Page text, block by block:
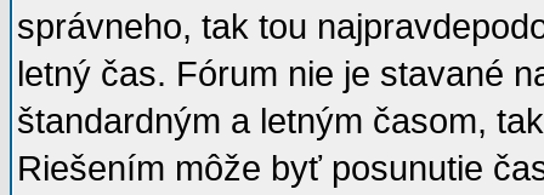
správneho, tak tou
letný čas. Fórum nie je stavané
štandardným a letným časom,
Riešením môže byť posunutie